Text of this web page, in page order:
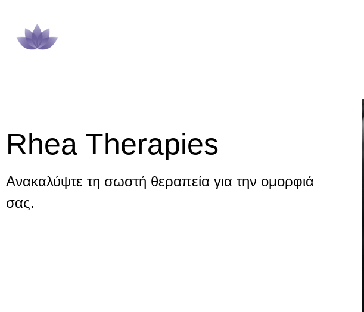
Rhea Therapies
Ανακαλύψτε τη σωστή θεραπεία για την ομορφιά
σας.